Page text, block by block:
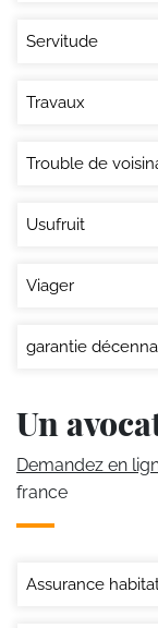
Servitude
Travaux
Trouble de
Usufruit
Viager
garantie
Un
Demandez en
france
Assurance